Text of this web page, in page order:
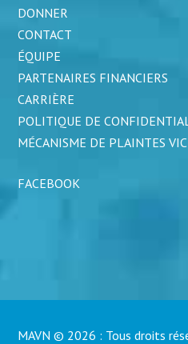
DONNER
CONTACT
ÉQUIPE
PARTENAIRES FINANCIERS
CARRIÈRE
POLITIQUE DE
MÉCANISME DE PLAINTES
FACEBOOK
MAVN © 2026 : Tous droits